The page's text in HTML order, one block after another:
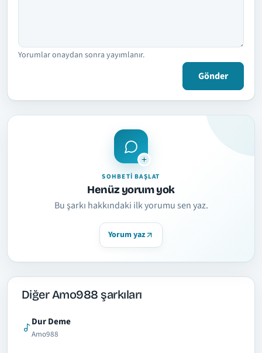
Yorumlar onaydan sonra yayımlanır.
Gönder
SOHBETI BAŞLAT
Henüz yorum yok
Bu şarkı hakkındaki ilk yorumu sen yaz.
Yorum yaz
Diğer Amo988 şarkıları
Dur Deme
Amo988